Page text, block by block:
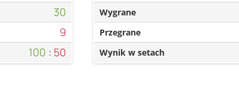
30
9
100 : 50
Wygrane
Przegrane
Wynik w setach